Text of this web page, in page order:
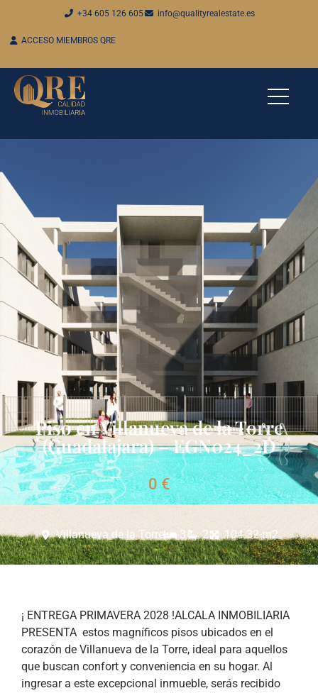
+34 605 126 605 info@qualityrealestate.es
ACCESO MIEMBROS QRE
Piso en Villanueva de la Torre
(Guadalajara) – EGN024_2D
0 €
Villanueva de la Torre 3 2 104.32 m2
¡ ENTREGA PRIMAVERA 2028 !ALCALA INMOBILIARIA
PRESENTA estos magníficos pisos ubicados en el
corazón de Villanueva de la Torre, ideal para aquellos
que buscan confort y conveniencia en su hogar. Al
ingresar a este excepcional inmueble, serás recibido